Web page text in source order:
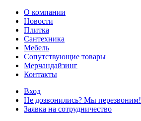
О компании
Новости
Плитка
Сантехника
Мебель
Сопутствующие товары
Мерчандайзинг
Контакты
Вход
Не дозвонились? Мы перезвоним!
Заявка на сотрудничество